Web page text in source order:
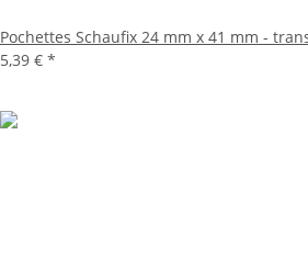
Pochettes Schaufix 24 mm x 41 mm -
5,39 € *